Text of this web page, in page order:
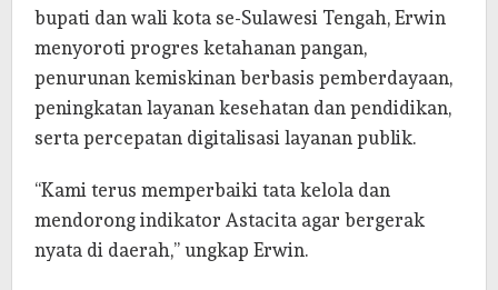
bupati dan wali kota se-Sulawesi Tengah, Erwin
menyoroti progres ketahanan pangan,
penurunan kemiskinan berbasis pemberdayaan,
peningkatan layanan kesehatan dan pendidikan,
serta percepatan digitalisasi layanan publik.
“Kami terus memperbaiki tata kelola dan
mendorong indikator Astacita agar bergerak
nyata di daerah,” ungkap Erwin.